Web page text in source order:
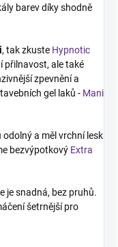
barev díky shodně
, tak zkuste Hypnotic
přilnavost, ale také
zpevnění a
gel laků - Mani
odolný a měl vrchní lesk
bezvýpotkový Extra
je snadná, bez pruhů.
šetrnější pro